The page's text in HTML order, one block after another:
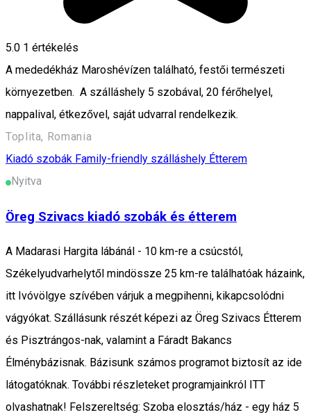
5.0 1 értékelés
A mededékház Maroshévízen található, festői természeti
környezetben. A szálláshely 5 szobával, 20 férőhelyel,
nappalival, étkezővel, saját udvarral rendelkezik.
Toplita, Romania
Kiadó szobák Family-friendly szálláshely Étterem
Nyitva
Öreg Szivacs kiadó szobák és étterem
A Madarasi Hargita lábánál - 10 km-re a csúcstól,
Székelyudvarhelytől mindössze 25 km-re találhatóak házaink,
itt Ivóvölgye szívében várjuk a megpihenni, kikapcsolódni
vágyókat. Szállásunk részét képezi az Öreg Szivacs Étterem
és Pisztrángos-nak, valamint a Fáradt Bakancs
Élménybázisnak. Bázisunk számos programot biztosít az ide
látogatóknak. További részleteket programjainkról ITT
olvashatnak! Felszereltség: Szoba elosztás/ház - egy ház 5